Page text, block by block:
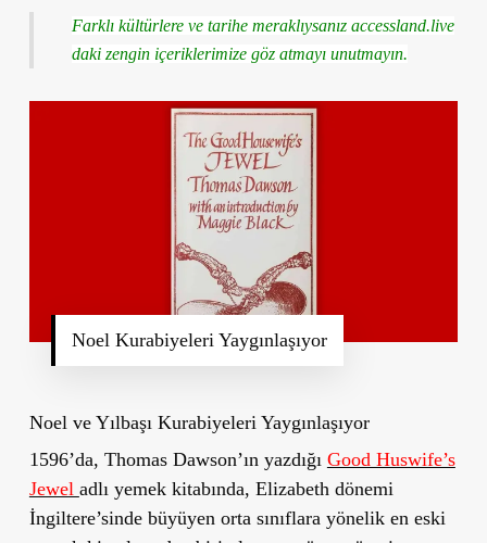
Farklı kültürlere ve tarihe meraklıysanız accessland.live
daki zengin içeriklerimize göz atmayı unutmayın.
Noel Kurabiyeleri Yaygınlaşıyor
Noel ve Yılbaşı Kurabiyeleri Yaygınlaşıyor
1596’da, Thomas Dawson’ın yazdığı Good Huswife’s
Jewel adlı yemek kitabında, Elizabeth dönemi
İngiltere’sinde büyüyen orta sınıflara yönelik en eski